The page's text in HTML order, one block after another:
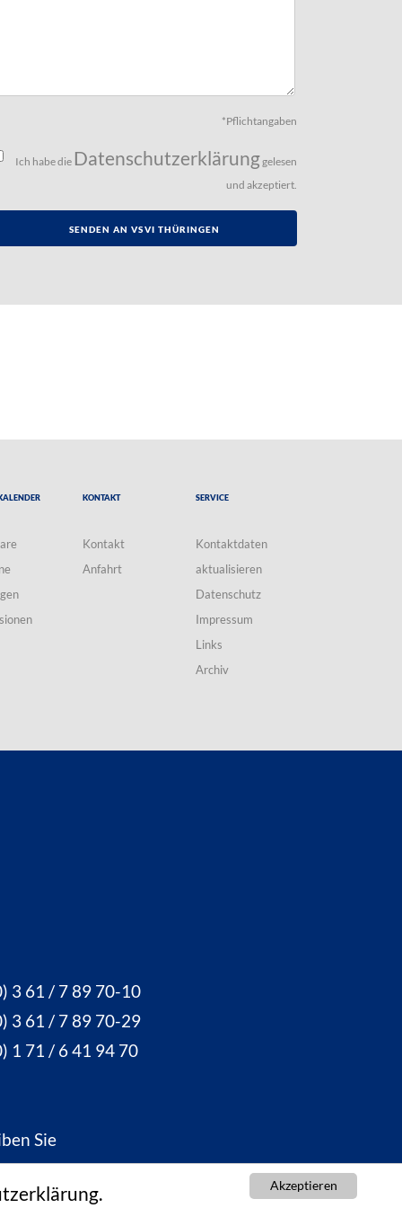
Akzeptieren
*Pflichtangaben
Ich habe die Datenschutzerklärunggelesen
und akzeptiert.
Kontakt
Kontakt
Anfahrt
Service
Kontaktdaten
aktualisieren
Datenschutz
Impressum
Links
Archiv
3 61 / 7 89 70-10
3 61 / 7 89 70-29
1 71 / 6 41 94 70
Sie
Nachricht